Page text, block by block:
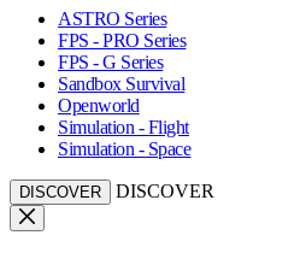
ASTRO Series
FPS - PRO Series
FPS - G Series
Sandbox Survival
Openworld
Simulation - Flight
Simulation - Space
DISCOVER DISCOVER